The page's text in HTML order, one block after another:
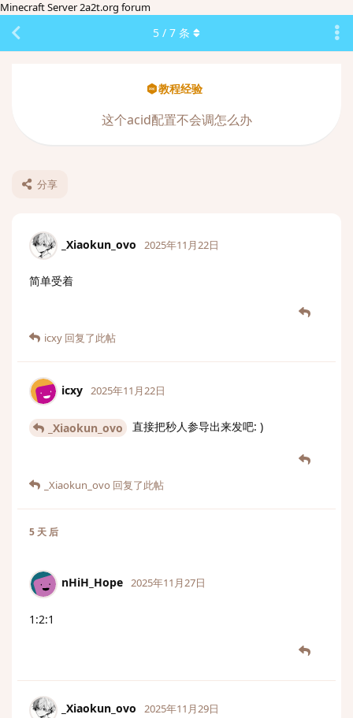
Minecraft Server 2a2t.org forum
教程经验
这个acid配置不会调怎么办
分享
5 / 7 条
_Xiaokun_ovo 2025年11月22日
简单受着
icxy 回复了此帖
icxy 2025年11月22日
_Xiaokun_ovo 直接把秒人参导出来发吧: )
_Xiaokun_ovo 回复了此帖
5 天 后
nHiH_Hope 2025年11月27日
1:2:1
_Xiaokun_ovo 2025年11月29日